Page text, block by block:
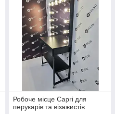
Робоче місце Capri для
перукарів та візажистів